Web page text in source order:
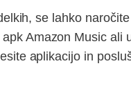
se lahko
Amazon Music
aplikacijo in